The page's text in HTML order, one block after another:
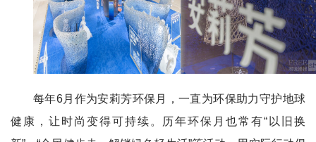
每年6月作为安莉芳环保月，一直为环保助力守护地球
健康，让时尚变得可持续。历年环保月也常有“以旧换